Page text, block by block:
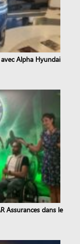
Alpha Hyundai
Assurances dans le